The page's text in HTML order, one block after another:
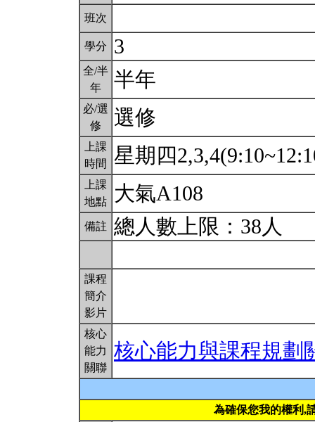
班次
學分 3
全/半
年
半年
必/選
修
選修
上課
時間
星期四
上課
地點
大氣A108
備註 總人數上限：38人
課程
簡介
影片
核心
能力
關聯
核心能力與課程規劃
為確保您我的權利,